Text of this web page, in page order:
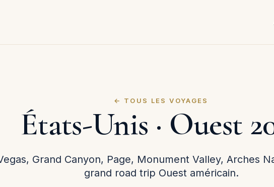
← TOUS LES VOYAGES
États-Unis · Ouest
Grand Canyon, Page, Monument Valley, Arches
grand road trip Ouest américain.